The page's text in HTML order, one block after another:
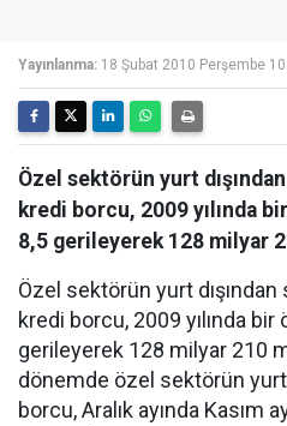
Yayınlanma: 18 Şubat 2010 Perşembe
Özel sektörün yurt
kredi borcu, 2009 yılında
8,5 gerileyerek 128 milyar
Özel sektörün yurt dışından
kredi borcu, 2009 yılında
gerileyerek 128 milyar 210
dönemde özel sektörün yurt
borcu, Aralık ayında Kasım